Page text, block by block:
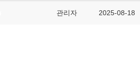
관리자 2025-08-18